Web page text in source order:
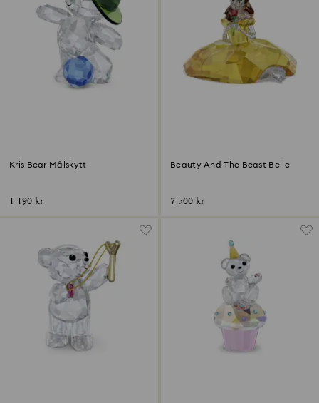
Kris Bear Målskytt
1 190 kr
Beauty And The Beast Belle
7 500 kr